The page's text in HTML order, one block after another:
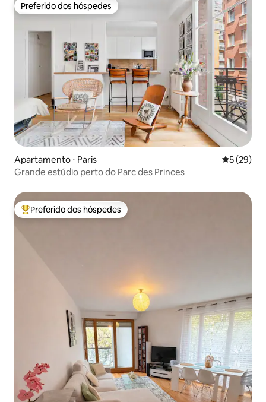
Preferido dos hóspedes
Preferido dos hóspedes
Apartamento ⋅ Paris 5 de uma
5 (29)
Grande estúdio perto do Parc des Princes
Entre os melhores preferidos dos hóspedes
Preferido dos hóspedes